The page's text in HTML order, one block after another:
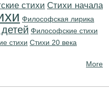
стихи Cтихи начала
Философская лирика
Философские стихи
стихи Стихи 20 века
More